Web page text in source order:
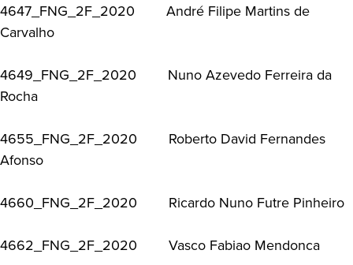
4647_FNG_2F_2020 André Filipe Martins de
Carvalho
4649_FNG_2F_2020 Nuno Azevedo Ferreira da
Rocha
4655_FNG_2F_2020 Roberto David Fernandes
Afonso
4660_FNG_2F_2020 Ricardo Nuno Futre Pinheiro
4662_FNG_2F_2020 Vasco Fabiao Mendonca